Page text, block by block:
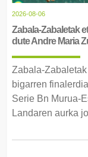
2026-08-06
Zabala-Zabaletak
dute Andre Maria
Zabala-
bigarren
Serie Bn Murua-
Landaren aurka